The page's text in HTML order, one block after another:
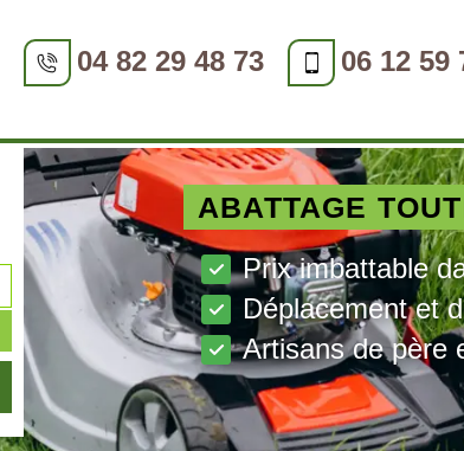
04 82 29 48 73 06 12 59
ABATTAGE
Prix imbattable
Déplacement et
Artisans de père